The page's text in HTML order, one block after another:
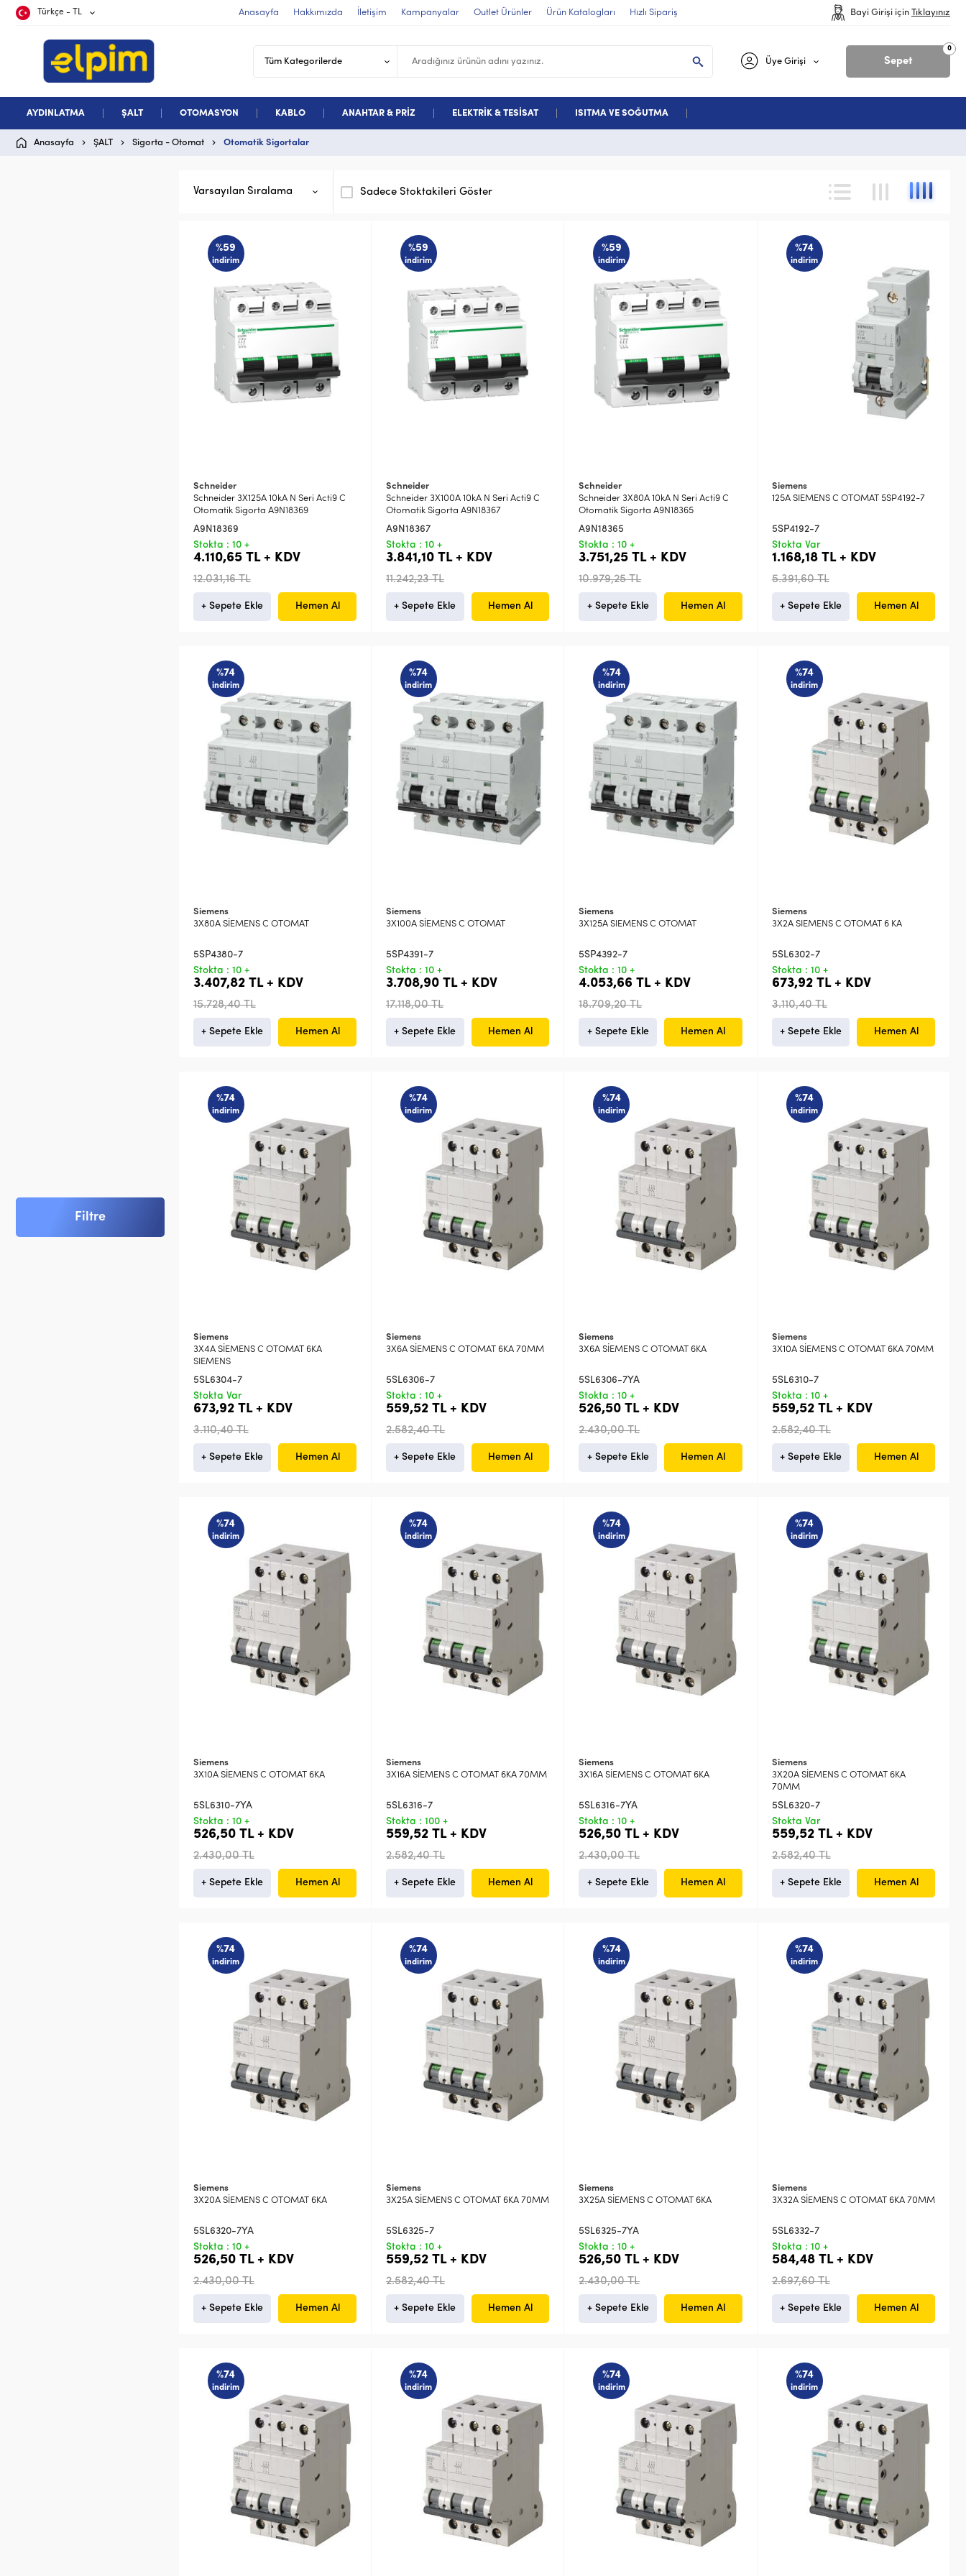
Türkçe - TL Anasayfa Hakkımızda İletişim Kampanyalar Outlet Ürünler Ürün Katalogları Hızlı Sipariş Bayi Girişi için Tıklayınız
Sepet
0
Üye Girişi
AYDINLATMA ŞALT OTOMASYON KABLO ANAHTAR & PRİZ ELEKTRİK & TESİSAT ISITMA VE SOĞUTMA
Anasayfa ŞALT Sigorta - Otomat Otomatik Sigortalar
Filtre
Varsayılan Sıralama Sadece Stoktakileri Göster
%59
indirim
Schneider
Schneider 3X125A 10kA N Seri Acti9 C
Otomatik Sigorta A9N18369
A9N18369
Stokta : 10 +
4.110,65 TL + KDV
12.031,16 TL
+ Sepete Ekle Hemen Al
%59
indirim
Schneider
Schneider 3X100A 10kA N Seri Acti9 C
Otomatik Sigorta A9N18367
A9N18367
Stokta : 10 +
3.841,10 TL + KDV
11.242,23 TL
+ Sepete Ekle Hemen Al
%59
indirim
Schneider
Schneider 3X80A 10kA N Seri Acti9 C
Otomatik Sigorta A9N18365
A9N18365
Stokta : 10 +
3.751,25 TL + KDV
10.979,25 TL
+ Sepete Ekle Hemen Al
%74
indirim
Siemens
125A SIEMENS C OTOMAT 5SP4192-7
5SP4192-7
Stokta Var
1.168,18 TL + KDV
5.391,60 TL
+ Sepete Ekle Hemen Al
%74
indirim
Siemens
3X80A SİEMENS C OTOMAT
5SP4380-7
Stokta : 10 +
3.407,82 TL + KDV
15.728,40 TL
+ Sepete Ekle Hemen Al
%74
indirim
Siemens
3X100A SİEMENS C OTOMAT
5SP4391-7
Stokta : 10 +
3.708,90 TL + KDV
17.118,00 TL
+ Sepete Ekle Hemen Al
%74
indirim
Siemens
3X125A SIEMENS C OTOMAT
5SP4392-7
Stokta : 10 +
4.053,66 TL + KDV
18.709,20 TL
+ Sepete Ekle Hemen Al
%74
indirim
Siemens
3X2A SIEMENS C OTOMAT 6 KA
5SL6302-7
Stokta : 10 +
673,92 TL + KDV
3.110,40 TL
+ Sepete Ekle Hemen Al
%74
indirim
Siemens
3X4A SİEMENS C OTOMAT 6KA
SIEMENS
5SL6304-7
Stokta Var
673,92 TL + KDV
3.110,40 TL
+ Sepete Ekle Hemen Al
%74
indirim
Siemens
3X6A SİEMENS C OTOMAT 6KA 70MM
5SL6306-7
Stokta : 10 +
559,52 TL + KDV
2.582,40 TL
+ Sepete Ekle Hemen Al
%74
indirim
Siemens
3X6A SİEMENS C OTOMAT 6KA
5SL6306-7YA
Stokta : 10 +
526,50 TL + KDV
2.430,00 TL
+ Sepete Ekle Hemen Al
%74
indirim
Siemens
3X10A SİEMENS C OTOMAT 6KA 70MM
5SL6310-7
Stokta : 10 +
559,52 TL + KDV
2.582,40 TL
+ Sepete Ekle Hemen Al
%74
indirim
Siemens
3X10A SİEMENS C OTOMAT 6KA
5SL6310-7YA
Stokta : 10 +
526,50 TL + KDV
2.430,00 TL
+ Sepete Ekle Hemen Al
%74
indirim
Siemens
3X16A SİEMENS C OTOMAT 6KA 70MM
5SL6316-7
Stokta : 100 +
559,52 TL + KDV
2.582,40 TL
+ Sepete Ekle Hemen Al
%74
indirim
Siemens
3X16A SİEMENS C OTOMAT 6KA
5SL6316-7YA
Stokta : 10 +
526,50 TL + KDV
2.430,00 TL
+ Sepete Ekle Hemen Al
%74
indirim
Siemens
3X20A SİEMENS C OTOMAT 6KA
70MM
5SL6320-7
Stokta Var
559,52 TL + KDV
2.582,40 TL
+ Sepete Ekle Hemen Al
%74
indirim
Siemens
3X20A SİEMENS C OTOMAT 6KA
5SL6320-7YA
Stokta : 10 +
526,50 TL + KDV
2.430,00 TL
+ Sepete Ekle Hemen Al
%74
indirim
Siemens
3X25A SİEMENS C OTOMAT 6KA 70MM
5SL6325-7
Stokta : 10 +
559,52 TL + KDV
2.582,40 TL
+ Sepete Ekle Hemen Al
%74
indirim
Siemens
3X25A SİEMENS C OTOMAT 6KA
5SL6325-7YA
Stokta : 10 +
526,50 TL + KDV
2.430,00 TL
+ Sepete Ekle Hemen Al
%74
indirim
Siemens
3X32A SİEMENS C OTOMAT 6KA 70MM
5SL6332-7
Stokta : 10 +
584,48 TL + KDV
2.697,60 TL
+ Sepete Ekle Hemen Al
%74
indirim
%74
indirim
%74
indirim
%74
indirim